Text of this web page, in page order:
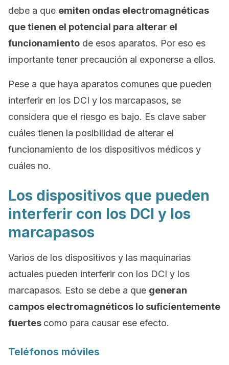
debe a que emiten ondas electromagnéticas
que tienen el potencial para alterar el
funcionamiento de esos aparatos. Por eso es
importante tener precaución al exponerse a ellos.
Pese a que haya aparatos comunes que pueden
interferir en los DCI y los marcapasos, se
considera que el riesgo es bajo. Es clave saber
cuáles tienen la posibilidad de alterar el
funcionamiento de los dispositivos médicos y
cuáles no.
Los dispositivos que pueden
interferir con los DCI y los
marcapasos
Varios de los dispositivos y las maquinarias
actuales pueden interferir con los DCI y los
marcapasos. Esto se debe a que generan
campos electromagnéticos lo suficientemente
fuertes como para causar ese efecto.
Teléfonos móviles